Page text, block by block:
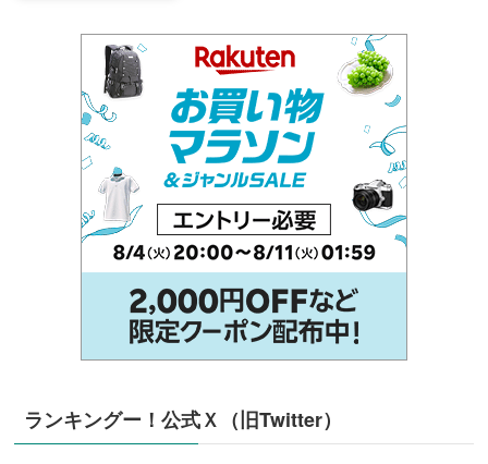
ランキングー！公式Ｘ（旧Twitter）